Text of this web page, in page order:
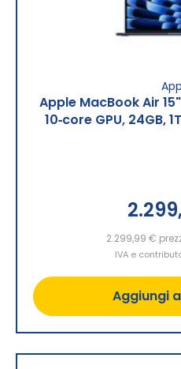
Apple MacBook Air
10‑core GPU, 24GB,
2.299,99 €
IVA e
Aggiungi